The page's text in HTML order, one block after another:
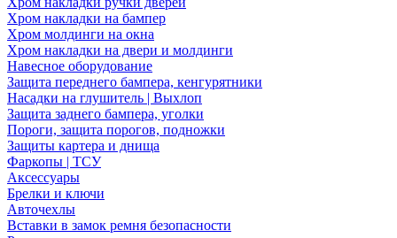
Хром накладки на бампер
Хром молдинги на окна
Хром накладки на двери и молдинги
Навесное оборудование
Защита переднего бампера, кенгурятники
Насадки на глушитель | Выхлоп
Защита заднего бампера, уголки
Пороги, защита порогов, подножки
Защиты картера и днища
Фаркопы | ТСУ
Аксессуары
Брелки и ключи
Авточехлы
Вставки в замок ремня безопасности